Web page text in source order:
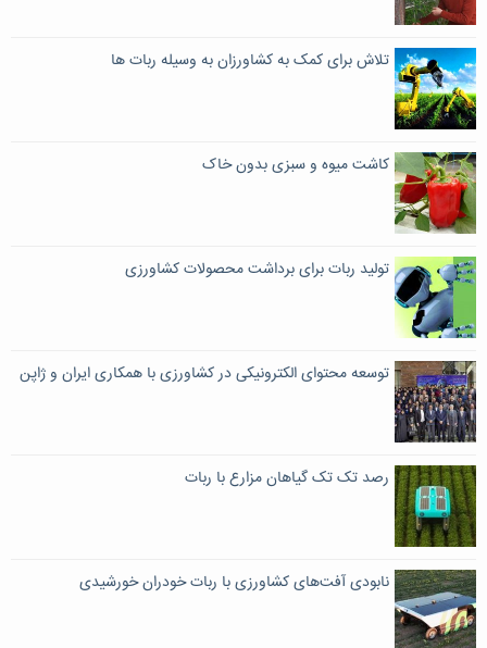
تلاش برای کمک به کشاورزان به وسیله ربات ها
کاشت میوه و سبزی بدون خاک
تولید ربات برای برداشت محصولات کشاورزی
توسعه محتوای الکترونیکی در کشاورزی با همکاری ایران و ژاپن
رصد تک تک گیاهان مزارع با ربات
نابودی آفت‌های کشاورزی با ربات خودران خورشیدی